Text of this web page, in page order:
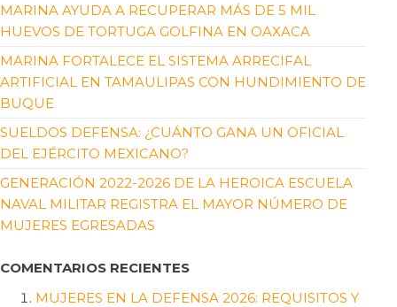
MARINA AYUDA A RECUPERAR MÁS DE 5 MIL
HUEVOS DE TORTUGA GOLFINA EN OAXACA
MARINA FORTALECE EL SISTEMA ARRECIFAL
ARTIFICIAL EN TAMAULIPAS CON HUNDIMIENTO DE
BUQUE
SUELDOS DEFENSA: ¿CUÁNTO GANA UN OFICIAL
DEL EJÉRCITO MEXICANO?
GENERACIÓN 2022-2026 DE LA HEROICA ESCUELA
NAVAL MILITAR REGISTRA EL MAYOR NÚMERO DE
MUJERES EGRESADAS
COMENTARIOS RECIENTES
MUJERES EN LA DEFENSA 2026: REQUISITOS Y